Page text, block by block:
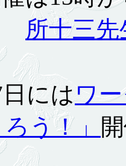
所十三
にはワ
う！」